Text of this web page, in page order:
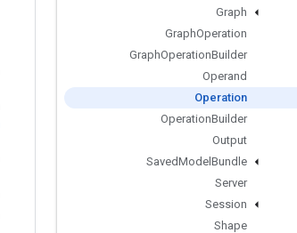
Graph
GraphOperation
GraphOperationBuilder
Operand
Operation
OperationBuilder
Output
SavedModel Bundle
Server
Session
Shape